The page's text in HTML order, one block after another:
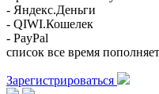
- Яндекс.Деньги
- QIWI.Кошелек
- PayPal
список все время
Зарегистрироваться